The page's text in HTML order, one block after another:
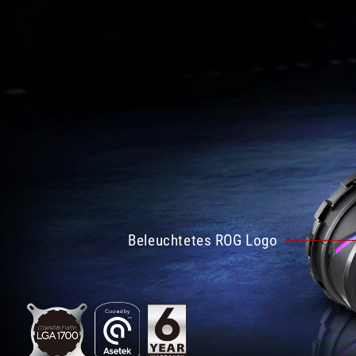
Beleuchtetes ROG Logo